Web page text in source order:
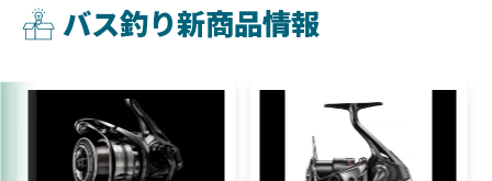
バス釣り新商品情報